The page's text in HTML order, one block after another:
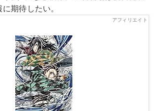
期待したい。